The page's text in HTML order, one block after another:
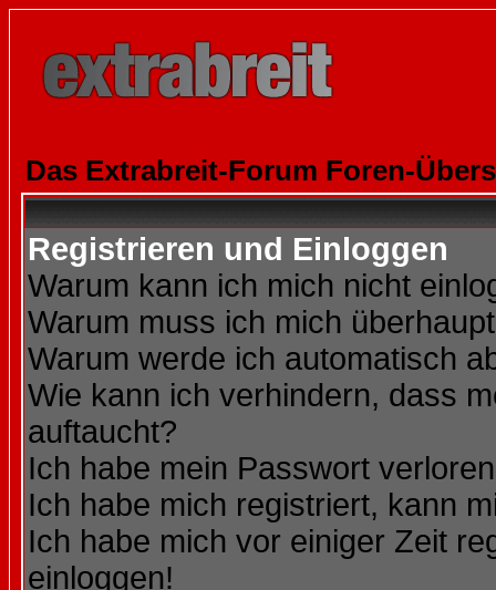
Das Extrabreit-Forum Foren-
Registrieren und Einloggen
Warum kann ich mich nicht
Warum muss ich mich
Warum werde ich automatisch
Wie kann ich verhindern, dass
auftaucht?
Ich habe mein Passwort
Ich habe mich registriert, kann
Ich habe mich vor einiger Zeit
einloggen!